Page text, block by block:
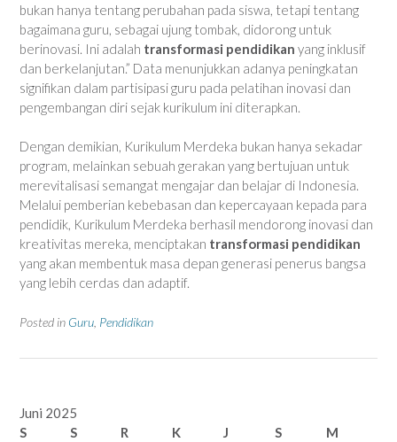
bukan hanya tentang perubahan pada siswa, tetapi tentang
bagaimana guru, sebagai ujung tombak, didorong untuk
berinovasi. Ini adalah transformasi pendidikan yang inklusif
dan berkelanjutan.” Data menunjukkan adanya peningkatan
signifikan dalam partisipasi guru pada pelatihan inovasi dan
pengembangan diri sejak kurikulum ini diterapkan.
Dengan demikian, Kurikulum Merdeka bukan hanya sekadar
program, melainkan sebuah gerakan yang bertujuan untuk
merevitalisasi semangat mengajar dan belajar di Indonesia.
Melalui pemberian kebebasan dan kepercayaan kepada para
pendidik, Kurikulum Merdeka berhasil mendorong inovasi dan
kreativitas mereka, menciptakan transformasi pendidikan
yang akan membentuk masa depan generasi penerus bangsa
yang lebih cerdas dan adaptif.
Posted in Guru Pendidikan
Juni 2025
S
S R K J S
M